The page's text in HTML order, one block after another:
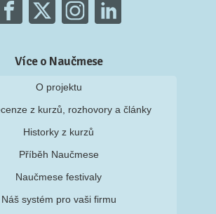
Více o Naučmese
O projektu
z kurzů, rozhovory a články
Historky z kurzů
Příběh Naučmese
Naučmese festivaly
Náš systém pro vaši firmu